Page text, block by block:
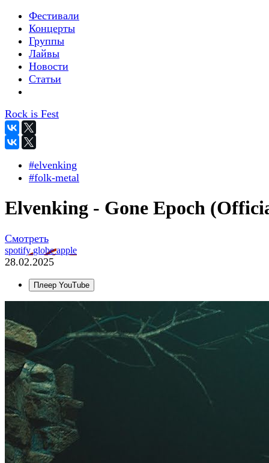
Фестивали
Концерты
Группы
Лайвы
Новости
Статьи
Rock is Fest
#elvenking
#folk-metal
Elvenking - Gone Epoch
Смотреть
spotifyglobeapple
28.02.2025
Плеер YouTube